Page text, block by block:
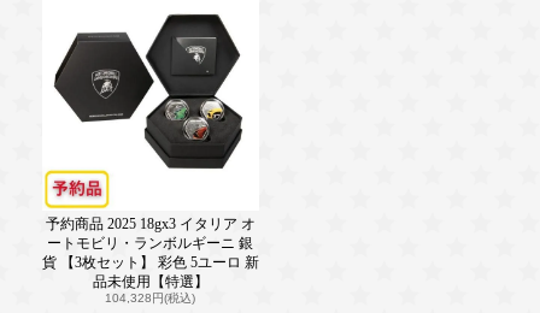
予約商品 2025 18gx3 イタリア オ
ートモビリ・ランボルギーニ 銀
貨 【3枚セット】 彩色 5ユーロ 新
品未使用【特選】
104,328円(税込)